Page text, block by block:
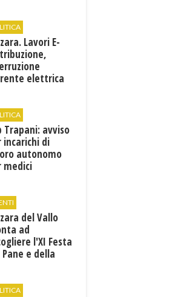
Lavori E-
elettrica
Trapani: avviso
incarichi di
autonomo
medici
del Vallo
ad
l'XI Festa
e della